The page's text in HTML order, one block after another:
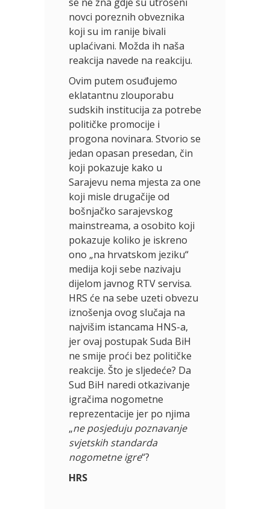
novci poreznih obveznika
koji su im ranije bivali
uplaćivani. Možda ih naša
reakcija navede na reakciju.
Ovim putem osuđujemo
eklatantnu zlouporabu
sudskih institucija za potrebe
političke promocije i
progona novinara. Stvorio se
jedan opasan presedan, čin
koji pokazuje kako u
Sarajevu nema mjesta za one
koji misle drugačije od
bošnjačko sarajevskog
mainstreama, a osobito koji
pokazuje koliko je iskreno
ono „na hrvatskom jeziku“
medija koji sebe nazivaju
dijelom javnog RTV servisa.
HRS će na sebe uzeti obvezu
iznošenja ovog slučaja na
najvišim istancama HNS-a,
jer ovaj postupak Suda BiH
ne smije proći bez političke
reakcije. Što je sljedeće? Da
Sud BiH naredi otkazivanje
igračima nogometne
reprezentacije jer po njima
„ne posjeduju poznavanje
svjetskih standarda
nogometne igre“?
HRS